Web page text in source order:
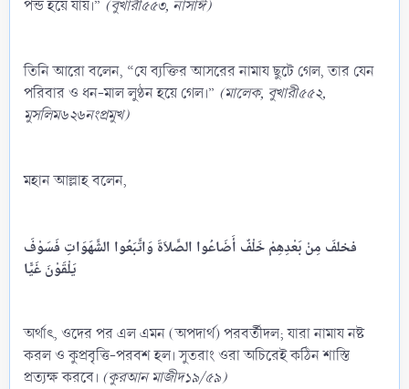
পন্ড হয়ে যায়।” (বুখারী৫৫৩, নাসাঈ)
তিনি আরো বলেন, “যে ব্যক্তির আসরের নামায ছুটে গেল, তার যেন
পরিবার ও ধন-মাল লুণ্ঠন হয়ে গেল।” (মালেক, বুখারী৫৫২,
মুসলিম৬২৬নংপ্রমুখ)
মহান আল্লাহ বলেন,
فخلفَ مِنْ بَعْدِهِمْ خَلْفٌ أَضَاعُوا الصَّلاَةَ وَاتَّبَعُوا الشَّهَوَاتِ فَسَوْفَ
يَلْقَوْنَ غَيًّا
অর্থাৎ, ওদের পর এল এমন (অপদার্থ) পরবর্তীদল; যারা নামায নষ্ট
করল ও কুপ্রবৃত্তি-পরবশ হল। সুতরাং ওরা অচিরেই কঠিন শাস্তি
প্রত্যক্ষ করবে। (কুরআন মাজীদ১৯/৫৯)